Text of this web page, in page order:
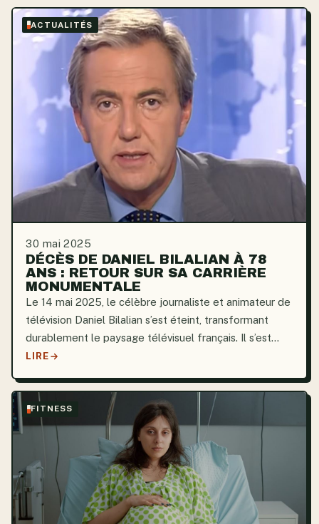
les...
ACTUALITÉS
30 mai 2025
DÉCÈS DE DANIEL BILALIAN À 78
ANS : RETOUR SUR SA CARRIÈRE
MONUMENTALE
Le 14 mai 2025, le célèbre journaliste et animateur de
télévision Daniel Bilalian s’est éteint, transformant
durablement le paysage télévisuel français. Il s’est
éteint à l’âge de 78 ans, au terme d’une carrière
LIRE
FITNESS